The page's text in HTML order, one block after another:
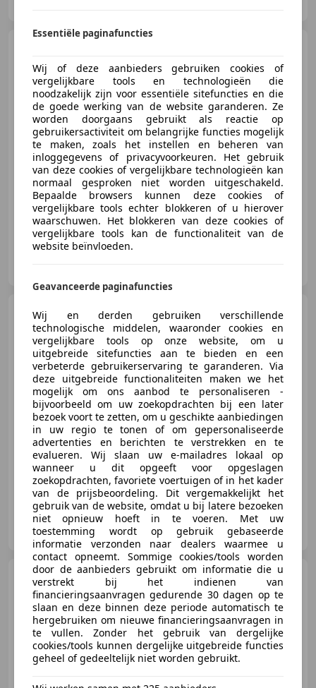
€ 17.950
09/2019 89.999 km Benzine 85 kW (116 PK)
Volkswagen Touran 1.5
TSI Goal 7 persoons Carplay
Elektrische klep T
€ 38.950 1
04/2025 24.279 km Benzine 110 kW (150 PK)
Autotechniek Stefan ten Hoeve
NL-9231 DX SURHUISTERVEEN
Volkswagen PoloGoal 1.0
TSI fabrieksgarantie trekhaak acc
stoelve
€ 26.250 1
Essentiële paginafuncties
Wij of deze aanbieders gebruiken cookies of
vergelijkbare tools en technologieën die
noodzakelijk zijn voor essentiële sitefuncties en die
de goede werking van de website garanderen. Ze
worden doorgaans gebruikt als reactie op
gebruikersactiviteit om belangrijke functies mogelijk
te maken, zoals het instellen en beheren van
inloggegevens of privacyvoorkeuren. Het gebruik
van deze cookies of vergelijkbare technologieën kan
normaal gesproken niet worden uitgeschakeld.
Bepaalde browsers kunnen deze cookies of
vergelijkbare tools echter blokkeren of u hierover
waarschuwen. Het blokkeren van deze cookies of
vergelijkbare tools kan de functionaliteit van de
website beïnvloeden.
Geavanceerde paginafuncties
Wij en derden gebruiken verschillende
technologische middelen, waaronder cookies en
vergelijkbare tools op onze website, om u
uitgebreide sitefuncties aan te bieden en een
verbeterde gebruikerservaring te garanderen. Via
deze uitgebreide functionaliteiten maken we het
mogelijk om ons aanbod te personaliseren -
bijvoorbeeld om uw zoekopdrachten bij een later
bezoek voort te zetten, om u geschikte aanbiedingen
in uw regio te tonen of om gepersonaliseerde
advertenties en berichten te verstrekken en te
evalueren. Wij slaan uw e-mailadres lokaal op
wanneer u dit opgeeft voor opgeslagen
zoekopdrachten, favoriete voertuigen of in het kader
van de prijsbeoordeling. Dit vergemakkelijkt het
gebruik van de website, omdat u bij latere bezoeken
niet opnieuw hoeft in te voeren. Met uw
toestemming wordt op gebruik gebaseerde
informatie verzonden naar dealers waarmee u
contact opneemt. Sommige cookies/tools worden
door de aanbieders gebruikt om informatie die u
verstrekt bij het indienen van
financieringsaanvragen gedurende 30 dagen op te
slaan en deze binnen deze periode automatisch te
hergebruiken om nieuwe financieringsaanvragen in
te vullen. Zonder het gebruik van dergelijke
cookies/tools kunnen dergelijke uitgebreide functies
geheel of gedeeltelijk niet worden gebruikt.